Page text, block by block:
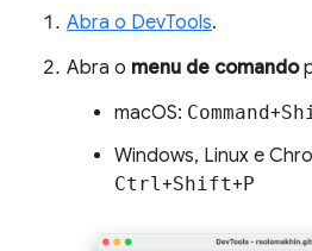
Abra o DevTools.
Abra o menu de comando
macOS: Command+
Windows, Linux e
Ctrl+Shift+P